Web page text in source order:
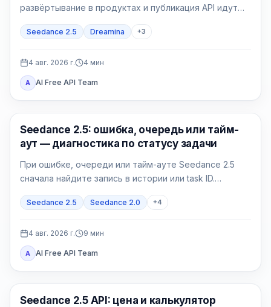
развёртывание в продуктах и публикация API идут
аккаунте и полный контракт своего провайдера.
Seedance 2.5 Dreamina +3
4 авг. 2026 г. 4 мин
A AI Free API Team
ИИ-видео
Seedance 2.5: ошибка, очередь или тайм-
аут — диагностика по статусу задачи
При ошибке, очереди или тайм-ауте Seedance 2.5
сначала найдите запись в истории или task ID.
дублировать; failed и expired требуют точного кода.
Seedance 2.5 Seedance 2.0 +4
4 авг. 2026 г. 9 мин
A AI Free API Team
Генерация AI-видео
Seedance 2.5 API: цена и калькулятор